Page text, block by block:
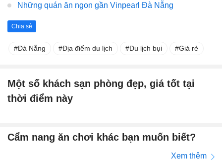
Những quán ăn ngon gần Vinpearl Đà Nẵng
Chia sẻ
Đà Nẵng Địa điểm du lịch Du lịch bụi Giá rẻ
Một số khách sạn phòng đẹp, giá tốt tại
thời điểm này
Cẩm nang ăn chơi khác bạn muốn biết?
Xem thêm